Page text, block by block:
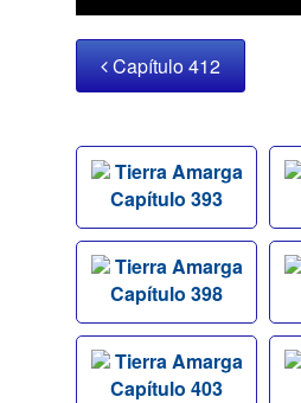
Capítulo 412
Tierra Amarga
Capítulo 393
Tierra Amarga
Capítulo 398
Tierra Amarga
Capítulo 403